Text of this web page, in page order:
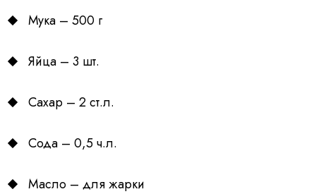
Мука – 500 г
Яйца – 3 шт.
Сахар – 2 ст.л.
Сода – 0,5 ч.л.
Масло – для жарки